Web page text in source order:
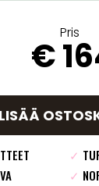
Pris
€
LISÄÄ
✓
✓